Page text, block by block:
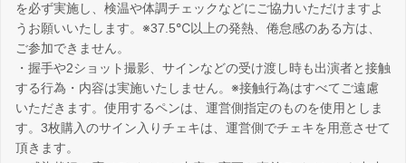
を必ず実施し、検温や体調チェックなどにご協力いただけますよ
うお願いいたします。※37.5℃以上の発熱、倦怠感のある方は、
ご参加できません。
・握手や2ショット撮影、サインなどの受け渡し時も出演者と接触
する行為・内容は実施いたしません。※接触行為はすべてご遠慮
いただきます。使用するペンは、運営側指定のものを使用としま
す。3枚購入のサイン入りチェキは、運営側でチェキを用意させて
頂きます。